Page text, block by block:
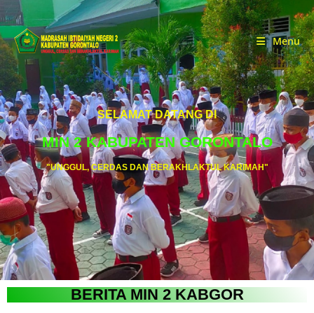
Menu
SELAMAT DATANG DI
MIN 2 KABUPATEN GORONTALO
"UNGGUL, CERDAS DAN BERAKHLAKTUL KARIMAH"
BERITA MIN 2 KABGOR